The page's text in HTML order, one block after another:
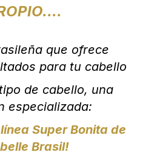
que ofrece
para tu cabello
de cabello, una
especializada:
Super Bonita de
Brasil!